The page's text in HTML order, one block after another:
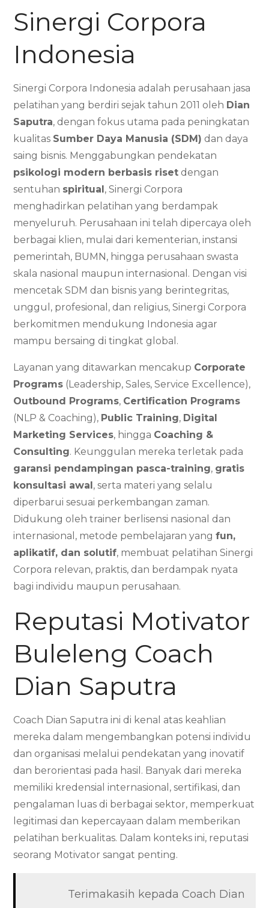
Sinergi Corpora
Indonesia
Sinergi Corpora Indonesia adalah perusahaan jasa
pelatihan yang berdiri sejak tahun 2011 oleh Dian
Saputra, dengan fokus utama pada peningkatan
kualitas Sumber Daya Manusia (SDM) dan daya
saing bisnis. Menggabungkan pendekatan
psikologi modern berbasis riset dengan
sentuhan spiritual , Sinergi Corpora
menghadirkan pelatihan yang berdampak
menyeluruh. Perusahaan ini telah dipercaya oleh
berbagai klien, mulai dari kementerian, instansi
pemerintah, BUMN, hingga perusahaan swasta
skala nasional maupun internasional. Dengan visi
mencetak SDM dan bisnis yang berintegritas,
unggul, profesional, dan religius, Sinergi Corpora
berkomitmen mendukung Indonesia agar
mampu bersaing di tingkat global.
Layanan yang ditawarkan mencakup Corporate
Programs (Leadership, Sales, Service Excellence),
Outbound Programs, Certification Programs
(NLP & Coaching), Public Training, Digital
Marketing Services, hingga Coaching &
Consulting. Keunggulan mereka terletak pada
garansi pendampingan pasca-training, gratis
konsultasi awal , serta materi yang selalu
diperbarui sesuai perkembangan zaman.
Didukung oleh trainer berlisensi nasional dan
internasional, metode pembelajaran yangfun,
aplikatif, dan solutif, membuat pelatihan Sinergi
Corpora relevan, praktis, dan berdampak nyata
bagi individu maupun perusahaan.
Reputasi Motivator
Buleleng Coach
Dian Saputra
Coach Dian Saputra ini di kenal atas keahlian
mereka dalam mengembangkan potensi individu
dan organisasi melalui pendekatan yang inovatif
dan berorientasi pada hasil. Banyak dari mereka
memiliki kredensial internasional, sertifikasi, dan
pengalaman luas di berbagai sektor, memperkuat
legitimasi dan kepercayaan dalam memberikan
pelatihan berkualitas. Dalam konteks ini, reputasi
seorang Motivator sangat penting.
Terimakasih kepada Coach Dian